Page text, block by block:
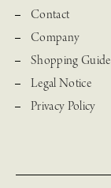
Contact
Company
Shopping Guide
Legal Notice
Privacy Policy